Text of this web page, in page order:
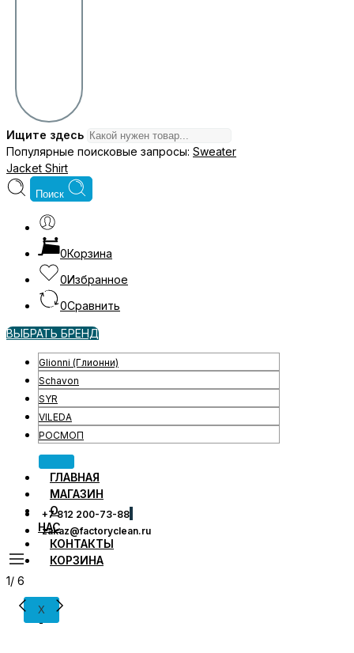
Ищите здесь
Популярные поисковые запросы: Sweater
Jacket Shirt
Поиск
0Корзина
0Избранное
0Сравнить
ВЫБРАТЬ БРЕНД
Glionni (Глионни)
Schavon
SYR
VILEDA
РОСМОП
ГЛАВНАЯ
МАГАЗИН
О
НАС
КОНТАКТЫ
КОРЗИНА
X
+7 812 200-73-88
zakaz@factoryclean.ru
1/ 6